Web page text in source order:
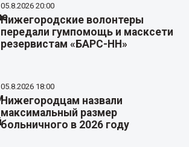
05.8.2026 20:00
Нижегородские волонтеры
передали гумпомощь и масксети
резервистам «БАРС-НН»
05.8.2026 18:00
Нижегородцам назвали
максимальный размер
больничного в 2026 году